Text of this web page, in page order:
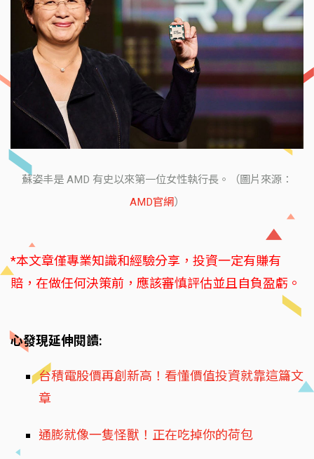
蘇姿丰是 AMD 有史以來第一位女性執行長。（圖片來源：
AMD官網 ）
*本文章僅專業知識和經驗分享，投資一定有賺有
賠，在做任何決策前，應該審慎評估並且自負盈虧。
心發現延伸閱讀:
台積電股價再創新高！看懂價值投資就靠這篇文
章
通膨就像一隻怪獸！正在吃掉你的荷包